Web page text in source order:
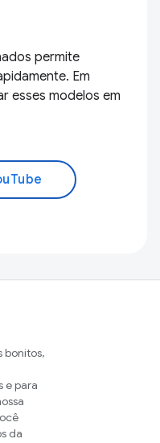
permite
Em
esses modelos em
bonitos,
e para
da